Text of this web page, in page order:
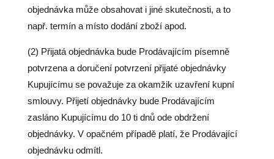
objednávka může obsahovat i jiné skutečnosti, a to
např. termín a místo dodání zboží apod.
(2) Přijatá objednávka bude Prodávajícím písemně
potvrzena a doručení potvrzení přijaté objednávky
Kupujícímu se považuje za okamžik uzavření kupní
smlouvy. Přijetí objednávky bude Prodávajícím
zasláno Kupujícímu do 10 ti dnů ode obdržení
objednávky. V opačném případě platí, že Prodávající
objednávku odmítl.